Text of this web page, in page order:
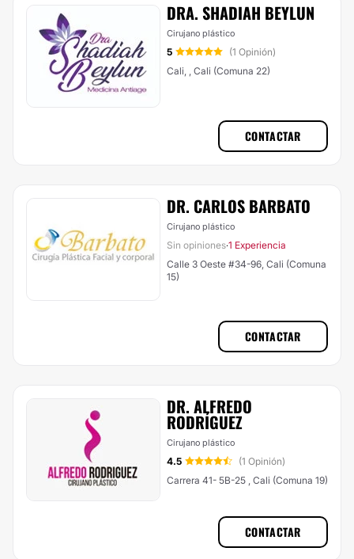
DRA. SHADIAH BEYLUN
Cirujano plástico
5
(1 Opinión)
Cali, , Cali (Comuna 22)
CONTACTAR
DR. CARLOS BARBATO
Cirujano plástico
Sin opiniones·1 Experiencia
Calle 3 Oeste #34-96, Cali (Comuna
15)
CONTACTAR
DR. ALFREDO
RODRÍGUEZ
Cirujano plástico
4.5
(1 Opinión)
Carrera 41- 5B-25 , Cali (Comuna 19)
CONTACTAR